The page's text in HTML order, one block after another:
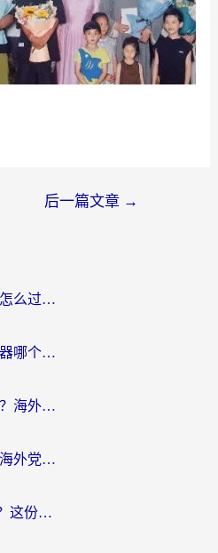
后一篇文章 →
无畏契约海外加速器测评怎么过？海外玩家亲测实用指南（附小众技巧）
在国外决战！平安京加速器哪个好用一点？老玩家亲测番茄加速器全解析
加拿大怎么玩欢乐斗地主？海外党国服游戏加速终极指南（附绝地求生未来之役300英雄实测）
在欧洲玩新寻仙总卡顿？海外党必看的国服游戏加速全攻略
海外玩第九大陆卡成PPT？这份网络加速指南帮你丝滑上分